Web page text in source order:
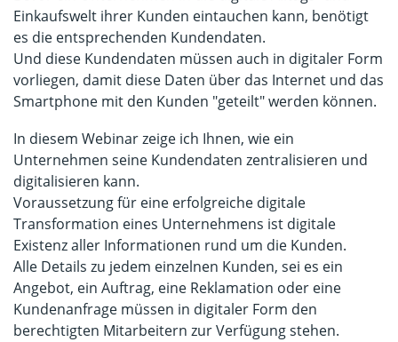
Einkaufswelt ihrer Kunden eintauchen kann, benötigt
es die entsprechenden Kundendaten.
Und diese Kundendaten müssen auch in digitaler Form
vorliegen, damit diese Daten über das Internet und das
Smartphone mit den Kunden "geteilt" werden können.
In diesem Webinar zeige ich Ihnen, wie ein
Unternehmen seine Kundendaten zentralisieren und
digitalisieren kann.
Voraussetzung für eine erfolgreiche digitale
Transformation eines Unternehmens ist digitale
Existenz aller Informationen rund um die Kunden.
Alle Details zu jedem einzelnen Kunden, sei es ein
Angebot, ein Auftrag, eine Reklamation oder eine
Kundenanfrage müssen in digitaler Form den
berechtigten Mitarbeitern zur Verfügung stehen.